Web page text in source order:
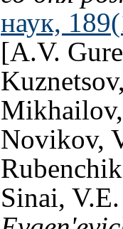
наук,
[A.V.
Novikov,
Sinai,